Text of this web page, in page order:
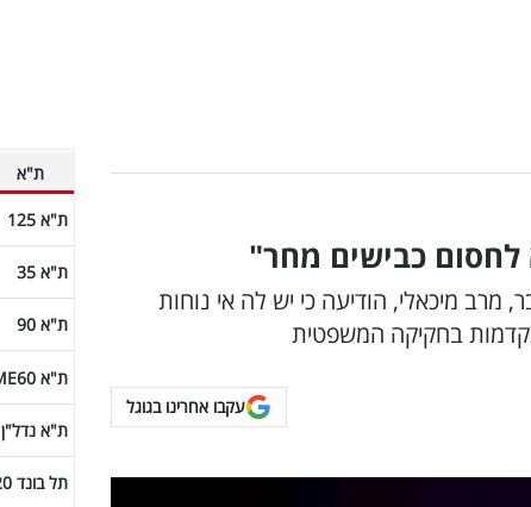
כבישים מחר"
מיכאלי, הודיעה כי יש לה אי נוחות
בחקיקה המשפטית
עקבו אחרינו בגוגל
ת"א
ת"א 125
ת"א 35
ת"א 90
ת"א SME60
ת"א נדל"ן
תל בונד 20